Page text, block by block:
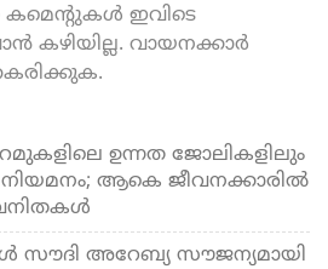
കമെന്റുകൾ ഇവിടെ
കഴിയില്ല. വായനക്കാർ
ഉന്നത ജോലികളിലും
ആകെ ജീവനക്കാരില്‍
സൗദി അറേബ്യ സൗജന്യമായി